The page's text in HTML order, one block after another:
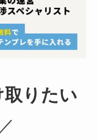
りたい
／